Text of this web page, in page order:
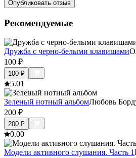
Опубликовать отзыв
Рекомендуемые
Дружба с черно-белыми клавишами
100 ₽
100 ₽
5.01
Зеленый нотный альбомЛюбовь
200 ₽
200 ₽
0.00
Модели активного слушания. Часть 1